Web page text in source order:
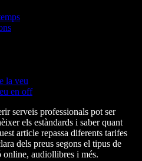
la veu
en off
serveis professionals pot ser
els estàndards i saber quant
article repassa diferents tarifes
dels preus segons el tipus de
audiollibres i més.